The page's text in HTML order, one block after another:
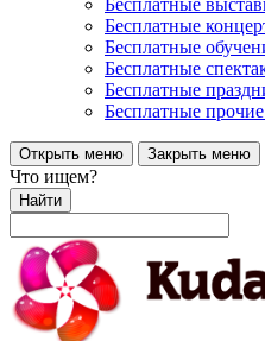
Бесплатные
Бесплатные
Бесплатные
Бесплатные
Бесплатные
Бесплатные
Открыть меню Закрыть меню
Что ищем?
Найти